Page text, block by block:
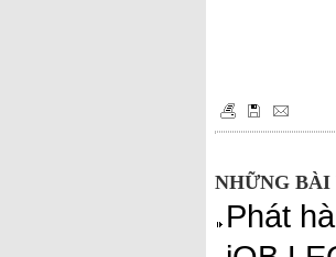
NHỮNG
Phát